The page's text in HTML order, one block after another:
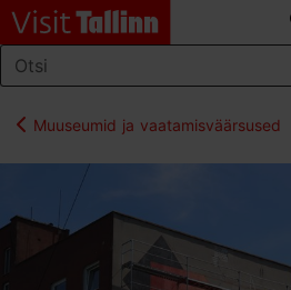
Muuseumid ja vaatamisväärsused